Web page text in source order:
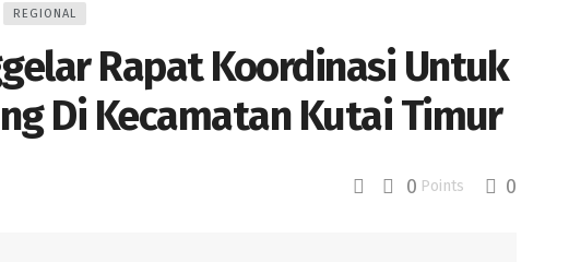
REGIONAL
Rapat Koordinasi Untuk
Di Kecamatan Kutai Timur
0 Points 0